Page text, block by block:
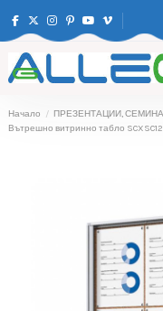
Начало ПРЕЗЕНТАЦИИ,
Вътрешно витринно табло